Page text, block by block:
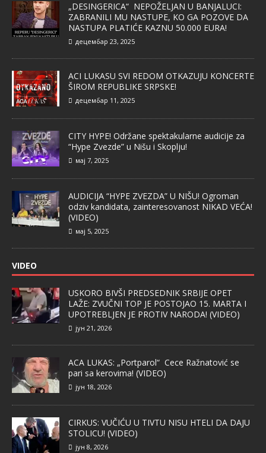
„DESINGERICA“ NEPOŽELJAN U BANJALUCI:
ZABRANILI MU NASTUPE, KO GA POZOVE DA
NASTUPA PLATIĆE KAZNU 50.000 EURA!
децембар 23, 2025
ACI LUKASU SVI REDOM OTKAZUJU KONCERTE
ŠIROM REPUBLIKE SRPSKE!
децембар 11, 2025
CITY HYPE! Održane spektakularne audicije za
“Hype Zvezde” u Nišu i Skoplju!
мај 7, 2025
AUDICIJA “HYPE ZVEZDA” U NIŠU! Ogroman
odziv kandidata, zainteresovanost NIKAD VEĆA!
(VIDEO)
мај 5, 2025
VIDEO
USKORO BIVŠI PREDSEDNIK SRBIJE OPET
LAŽE: ZVUČNI TOP JE POSTOJAO 15. MARTA I
UPOTREBLJEN JE PROTIV NARODA! (VIDEO)
јун 21, 2026
ACA LUKAS: „Portparol“ Cece Ražnatović se
pari sa kerovima! (VIDEO)
јун 18, 2026
CIRKUS: VUČIĆU U TIVTU NISU HTELI DA DAJU
STOLICU! (VIDEO)
јун 8, 2026